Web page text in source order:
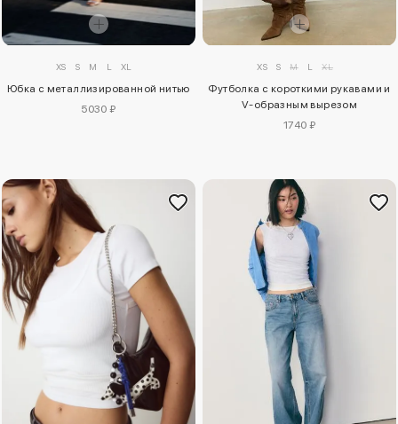
XS S M L XL
Юбка с металлизированной нитью
5030 ₽
XS S M L XL
Футболка с короткими рукавами и
V-образным вырезом
1740 ₽